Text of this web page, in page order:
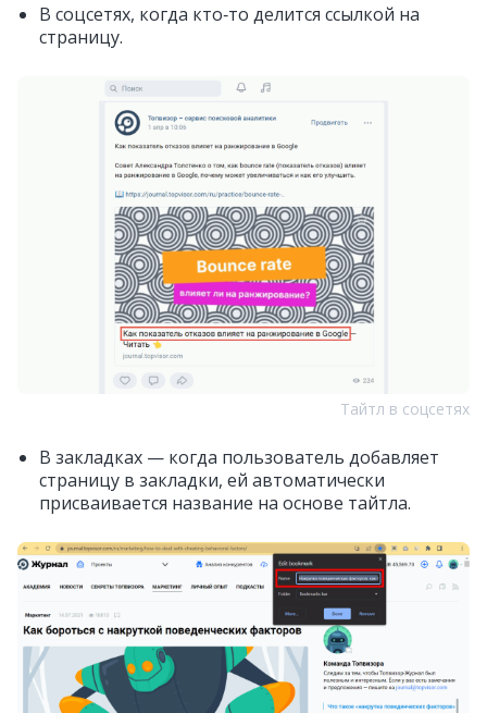
В соцсетях, когда кто‑то делится ссылкой на
страницу.
Тайтл в соцсетях
В закладках — когда пользователь добавляет
страницу в закладки, ей автоматически
присваивается название на основе тайтла.